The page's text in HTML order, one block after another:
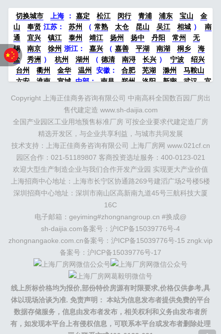
认为，现阶段不再是项目为王，而是要强调技术为
王、品质为王、效益为王。“过去拼项目、拼土地，
现在拼链条、拼创新。珠海高...
切换城市 上海 ： 嘉定 松江 闵行 青浦 浦东 宝山
金
山
奉贤 江苏： 苏州 （ 常熟 太仓 昆山 吴江 相城 ）
南
通
宜兴 镇江 泰州 靖江 扬州 扬中 丹阳 常州
无
锡
南京 徐州 浙江： 嘉兴 （ 嘉善 平湖 南湖 桐乡
海
盐
秀洲 ） 杭州 湖州 （ 德清 南浔 长兴 ） 宁波
绍兴
台州
衢州 金华 温州 安徽： 合肥 芜湖 滁州
马鞍山
六安
淮南 宣城 中部： 南昌 郑州 洛阳 新密 武汉
宜
鲁：
北京 天津 廊坊 （ 固安 香河 大厂 永清 三河
霸
涿州 涞水 ） 太原 晋中 沈阳
绵阳
石家庄 沧州 唐山 潍坊 德州 威海 烟台
青岛
珠三角： 广州 东莞 江门 惠州 肇庆 中山 佛山
福建： 福州 漳州 泉州 龙岩 西南： 昆明 南宁 华北： 沈
阳
大连 海外园区： 印尼 泰国 越南 柬埔寨
马来西
亚
新加坡 墨西哥 荷兰 美国 地产商： 灯塔瓴科
中南高
科
华夏幸福 联东U谷 万洋 均和 平谦迈高 咨询热线：
400-0123-021
Copyright 上海正佳商务咨询有限公司 中南高科全国数百园厂房出
售代建定造 www.sh-daijia.com
全国产业园区工业用地预售标准厂房 可按企业要求代建定造厂房
精选开发区，与企业共享利益，与城市共同发展
技术支持：上海正佳商务咨询有限公司 上海厂房网 www.021cf.cn
园区合作：021-51189807 客商投资选址服务：400-0123-021
欢迎大型生产制造企业与我们合作开发产业园 实现更大产业价值
上海招商中心地址：上海市长宁区协通路269号建滔广场2号楼5楼
深圳招商中心地址：深圳市南山区高新南九道45号三航科技大厦
16C
电子邮箱：geyiming#zhongnangroup.cn #换成@
sh-daijia.com备案号： 沪ICP备15039776号-4
zhongnangaoke.com.cn备案号： 沪ICP备15039776号-15 zngk.vip
备案号： 沪ICP备15039776号-17
线上所标价格均为报价,部份特价房源有时限要求,价格仅供参考,具
体以现场洽谈为准. 免责声明： 本站为信息发布者提供免费的平台
数据存储服务，信息由发布者发布，相关权利和义务由发布者所
有，如发现本平台上有侵权信息，可联系本平台或发布者删除处理